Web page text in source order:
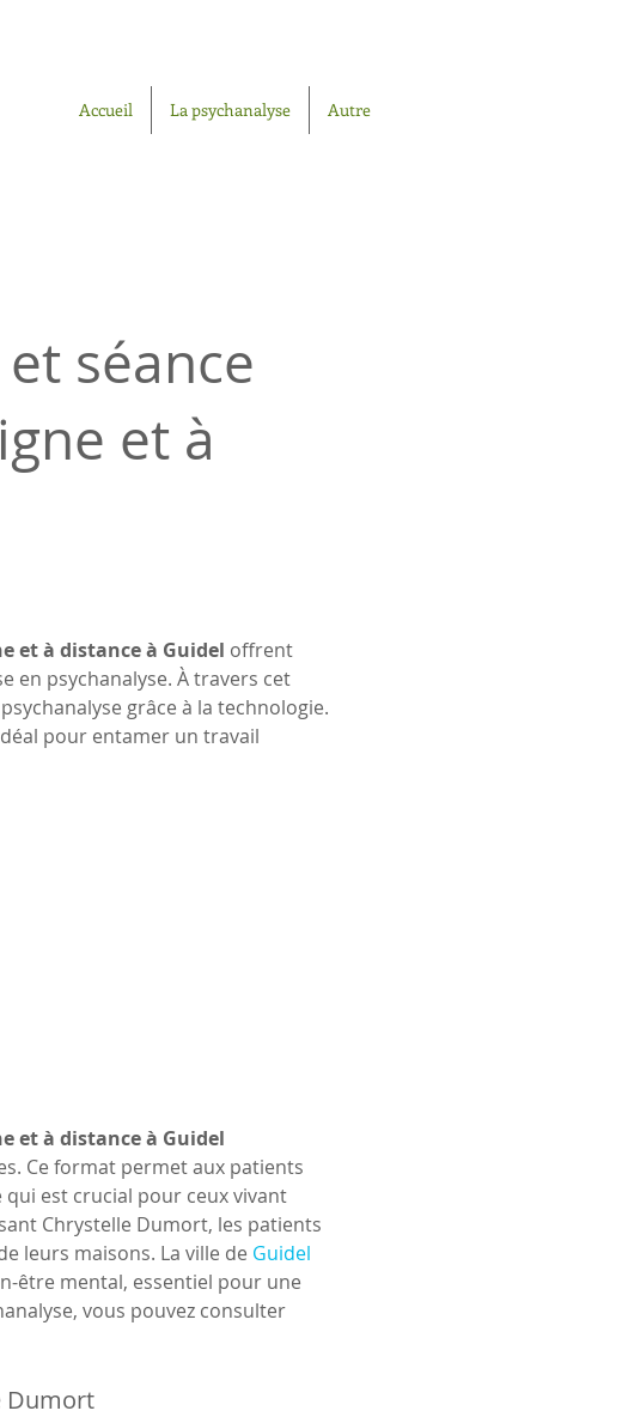
Accueil La psychanalyse Autre
séance
et à
et à distance à Guidel offrent
en psychanalyse. À travers cet
grâce à la technologie.
pour entamer un travail
et à distance à Guidel
Ce format permet aux patients
est crucial pour ceux vivant
Chrystelle Dumort, les patients
leurs maisons. La ville de Guidel
être mental, essentiel pour une
vous pouvez consulter
Dumort